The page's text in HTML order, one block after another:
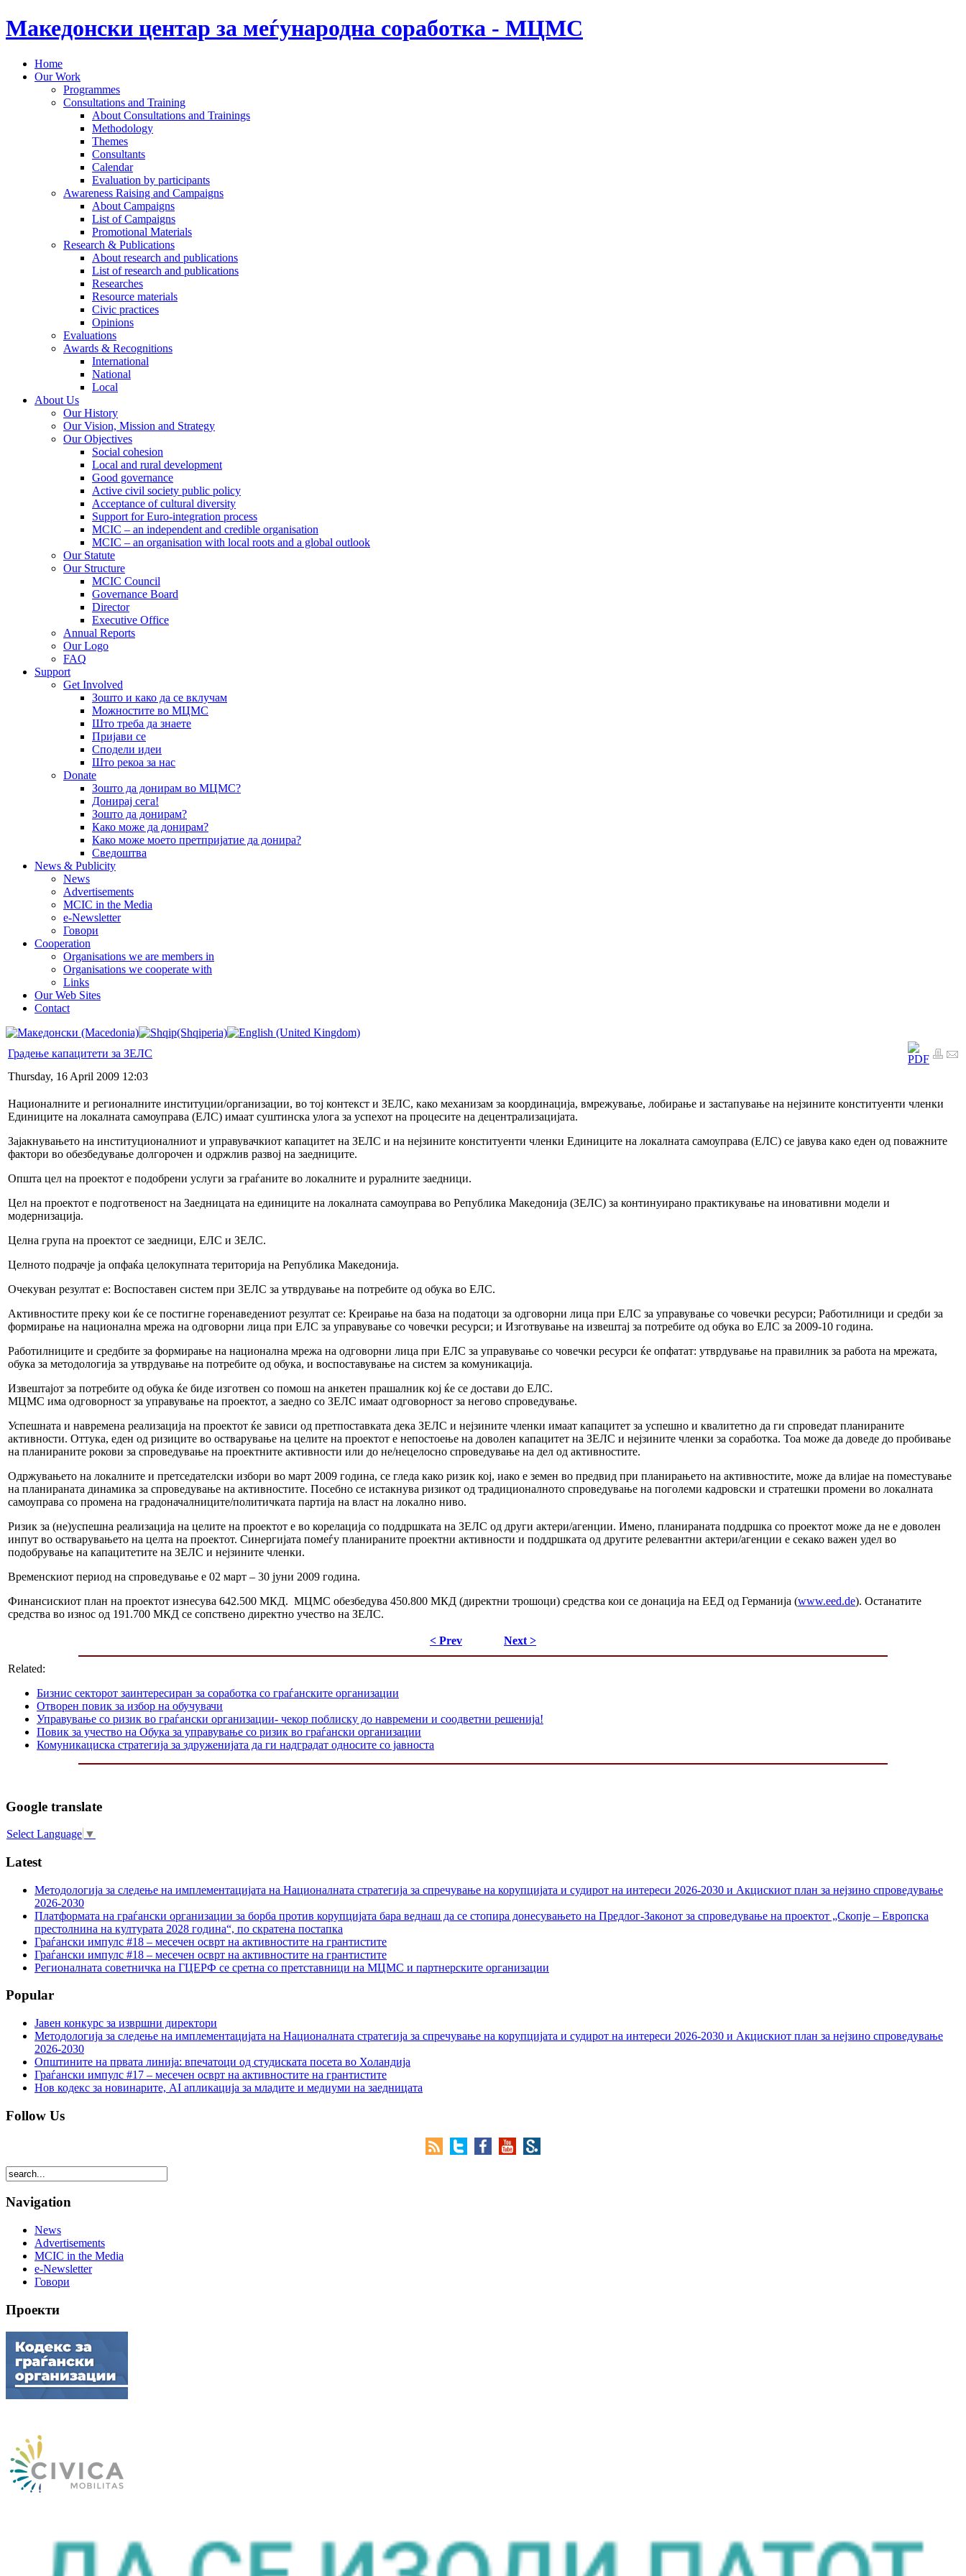
Македонски центар за меѓународна соработка - МЦМС
Home
Our Work
Programmes
Consultations and Training
About Consultations and Trainings
Methodology
Themes
Consultants
Calendar
Evaluation by participants
Awareness Raising and Campaigns
About Campaigns
List of Campaigns
Promotional Materials
Research & Publications
About research and publications
List of research and publications
Researches
Resource materials
Civic practices
Opinions
Evaluations
Awards & Recognitions
International
National
Local
About Us
Our History
Our Vision, Mission and Strategy
Our Objectives
Social cohesion
Local and rural development
Good governance
Active civil society public policy
Acceptance of cultural diversity
Support for Euro-integration process
MCIC – an independent and credible organisation
MCIC – an organisation with local roots and a global outlook
Our Statute
Our Structure
MCIC Council
Governance Board
Director
Executive Office
Annual Reports
Our Logo
FAQ
Support
Get Involved
Зошто и како да се вклучам
Можностите во МЦМС
Што треба да знаете
Пријави се
Сподели идеи
Што рекоа за нас
Donate
Зошто да донирам во МЦМС?
Донирај сега!
Зошто да донирам?
Како може да донирам?
Како може моето претпријатие да донира?
Сведоштва
News & Publicity
News
Advertisements
MCIC in the Media
e-Newsletter
Говори
Cooperation
Organisations we are members in
Organisations we cooperate with
Links
Our Web Sites
Contact
Градење капацитети за ЗЕЛС
Thursday, 16 April 2009 12:03
Националните и регионалните институции/организации, во тој контекст и ЗЕЛС, како механизам за координација, вмрежување, лобирање и застапување на нејзините конституенти членки
Единиците на локалната самоуправа (ЕЛС) имаат суштинска улога за успехот на процесите на децентрализацијата.
Зајакнувањето на институционалниот и управувачкиот капацитет на ЗЕЛС и на нејзините конституенти членки Единиците на локалната самоуправа (ЕЛС) се јавува како еден од поважните
фактори во обезбедување долгорочен и одржлив развој на заедниците.
Општа цел на проектот е подобрени услуги за граѓаните во локалните и руралните заедници.
Цел на проектот е подготвеност на Заедницата на единиците на локалната самоуправа во Република Македонија (ЗЕЛС) за континуирано практикување на иновативни модели и
модернизација.
Целна група на проектот се заедници, ЕЛС и ЗЕЛС.
Целното подрачје ја опфаќа целокупната територија на Република Македонија.
Очекуван резултат е: Воспоставен систем при ЗЕЛС за утврдување на потребите од обука во ЕЛС.
Активностите преку кои ќе се постигне горенаведениот резултат се: Креирање на база на податоци за одговорни лица при ЕЛС за управување со човечки ресурси; Работилници и средби за
формирање на национална мрежа на одговорни лица при ЕЛС за управување со човечки ресурси; и Изготвување на извештај за потребите од обука во ЕЛС за 2009-10 година.
Работилниците и средбите за формирање на национална мрежа на одговорни лица при ЕЛС за управување со човечки ресурси ќе опфатат: утврдување на правилник за работа на мрежата,
обука за методологија за утврдување на потребите од обука, и воспоставување на систем за комуникација.
Извештајот за потребите од обука ќе биде изготвен со помош на анкетен прашалник кој ќе се достави до ЕЛС.
МЦМС има одговорност за управување на проектот, а заедно со ЗЕЛС имаат одговорност за негово спроведување.
Успешната и навремена реализација на проектот ќе зависи од претпоставката дека ЗЕЛС и нејзините членки имаат капацитет за успешно и квалитетно да ги спроведат планираните
активности. Оттука, еден од ризиците во остварување на целите на проектот е непостоење на доволен капацитет на ЗЕЛС и нејзините членки за соработка. Тоа може да доведе до пробивање
на планираните рокови за спроведување на проектните активности или до не/нецелосно спроведување на дел од активностите.
Одржувањето на локалните и претседателски избори во март 2009 година, се гледа како ризик кој, иако е земен во предвид при планирањето на активностите, може да влијае на поместување
на планираната динамика за спроведување на активностите. Посебно се истакнува ризикот од традиционалното спроведување на поголеми кадровски и стратешки промени во локалната
самоуправа со промена на градоначалниците/политичката партија на власт на локално ниво.
Ризик за (не)успешна реализација на целите на проектот е во корелација со поддршката на ЗЕЛС од други актери/агенции. Имено, планираната поддршка со проектот може да не е доволен
инпут во остварувањето на целта на проектот. Синергијата помеѓу планираните проектни активности и поддршката од другите релевантни актери/агенции е секако важен удел во
подобрување на капацитетите на ЗЕЛС и нејзините членки.
Временскиот период на спроведување е 02 март – 30 јуни 2009 година.
Финансискиот план на проектот изнесува 642.500 МКД. МЦМС обезбедува 450.800 МКД (директни трошоци) средства кои се донација на ЕЕД од Германија (www.eed.de). Останатите
средства во износ од 191.700 МКД се сопствено директно учество на ЗЕЛС.
< Prev Next >
Related:
Бизнис секторот заинтересиран за соработка со граѓанските организации
Отворен повик за избор на обучувачи
Управување со ризик во граѓански организации- чекор поблиску до навремени и соодветни решенија!
Повик за учество на Обука за управување со ризик во граѓански организации
Комуникациска стратегија за здруженијата да ги надградат односите со јавноста
Google translate
Select Language ▼
Latest
Методологија за следење на имплементацијата на Националната стратегија за спречување на корупцијата и судирот на интереси 2026-2030 и Акцискиот план за нејзино спроведување
2026-2030
Платформата на граѓански организации за борба против корупцијата бара веднаш да се стопира донесувањето на Предлог-Законот за спроведување на проектот „Скопје – Европска
престолнина на културата 2028 година“, по скратена постапка
Граѓански импулс #18 – месечен осврт на активностите на грантистите
Граѓански импулс #18 – месечен осврт на активностите на грантистите
Регионалната советничка на ГЦЕРФ се сретна со претставници на МЦМС и партнерските организации
Popular
Јавен конкурс за извршни директори
Методологија за следење на имплементацијата на Националната стратегија за спречување на корупцијата и судирот на интереси 2026-2030 и Акцискиот план за нејзино спроведување
2026-2030
Општините на првата линија: впечатоци од студиската посета во Холандија
Граѓански импулс #17 – месечен осврт на активностите на грантистите
Нов кодекс за новинарите, AI апликација за младите и медиуми на заедницата
Follow Us
Navigation
News
Advertisements
MCIC in the Media
e-Newsletter
Говори
Проекти